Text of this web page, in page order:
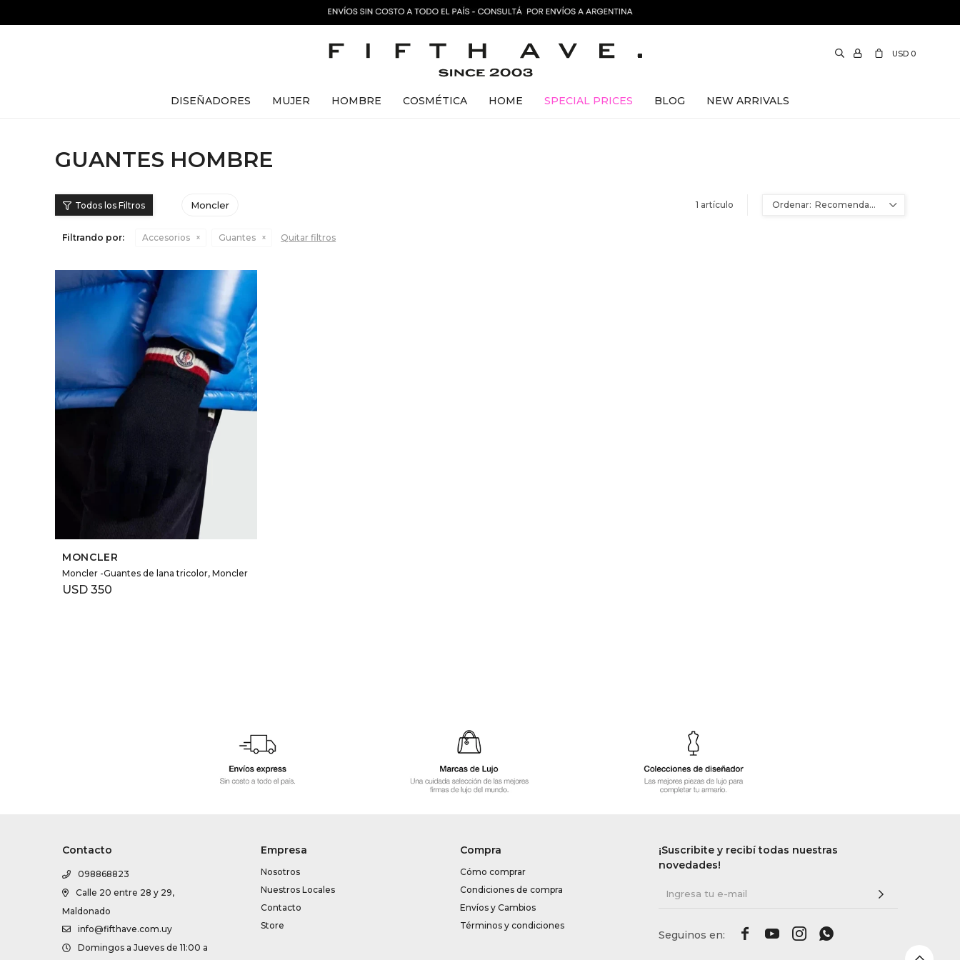
DISEÑADORES MUJER HOMBRE COSMÉTICA HOME SPECIAL PRICES BLOG NEW ARRIVALS
USD 0
GUANTES HOMBRE
Moncler 1 artículo Recomendados
Filtrando por: Accesorios Guantes Quitar filtros
SELECCIONAR TALLE
MONCLER
Moncler -Guantes de lana tricolor, Moncler
USD 350
Contacto
098868823
Calle 20 entre 28 y 29,
Maldonado
info@fifthave.com.uy
Domingos a Jueves de 11:00 a
Empresa
Nosotros
Nuestros Locales
Contacto
Store
Compra
Cómo comprar
Condiciones de compra
Envíos y Cambios
Términos y condiciones
¡Suscribite y recibí todas nuestras
novedades!
   